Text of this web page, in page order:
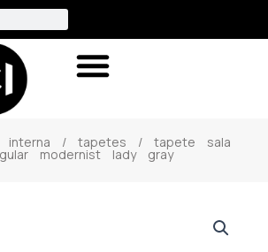
interna / tapetes / tapete sala
modernist lady gray